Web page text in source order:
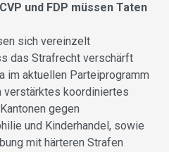
und FDP müssen Taten
sich vereinzelt
das Strafrecht verschärft
im aktuellen Parteiprogramm
verstärktes koordiniertes
gegen
und Kinderhandel, sowie
mit härteren Strafen